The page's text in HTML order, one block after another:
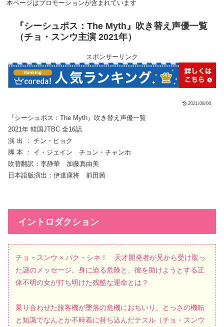
本ページはプロモーションが含まれています
『シーシュポス：The Myth』吹き替え声優一覧
（チョ・スンウ主演 2021年）
スポンサーリンク
2021/08/06
『シーシュポス：The Myth』吹き替え声優一覧
2021年 韓国JTBC 全16話
演 出 ： チン・ヒョク
脚 本 ： イ・ジェイン チョン・チャンホ
吹替翻訳：李静華 加藤真由美
日本語版演出：伊達康将 前田茜
イントロダクション
チョ・スンウ × パク・シネ！ 天才開発者が兄から受け取っ
た謎のメッセージ。身に迫る危険と、彼を助けようとする正
体不明の女が打ち明けた残酷な運命とは？
乗り合わせた旅客機が墜落の危機におちいり、とっさの機転
と知識でなんとか不時着に持ち込んだテスル（チョ・スンウ